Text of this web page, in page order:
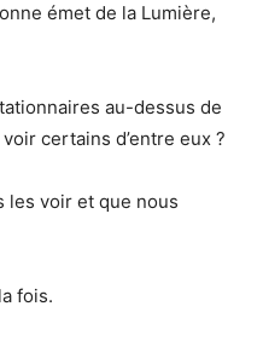
émet de la Lumière,
au-dessus de
certains d’entre eux ?
les voir et que nous
fois.